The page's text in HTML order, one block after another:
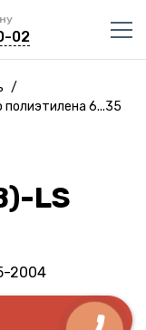
02
/
полиэтилена 6...35
LS
2004